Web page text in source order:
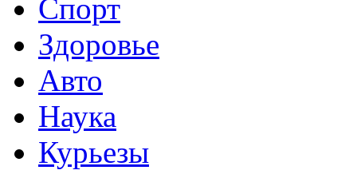
Спорт
Здоровье
Авто
Наука
Курьезы